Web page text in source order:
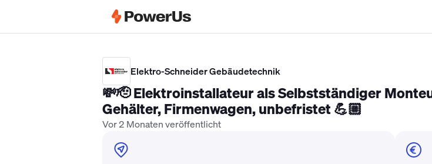
Elektro-Schneider Gebäudetechnik
💸🫡 Elektroinstallateur als Selbstständiger
Gehälter, Firmenwagen, unbefristet 💪🏼
Vor 2 Monaten veröffentlicht